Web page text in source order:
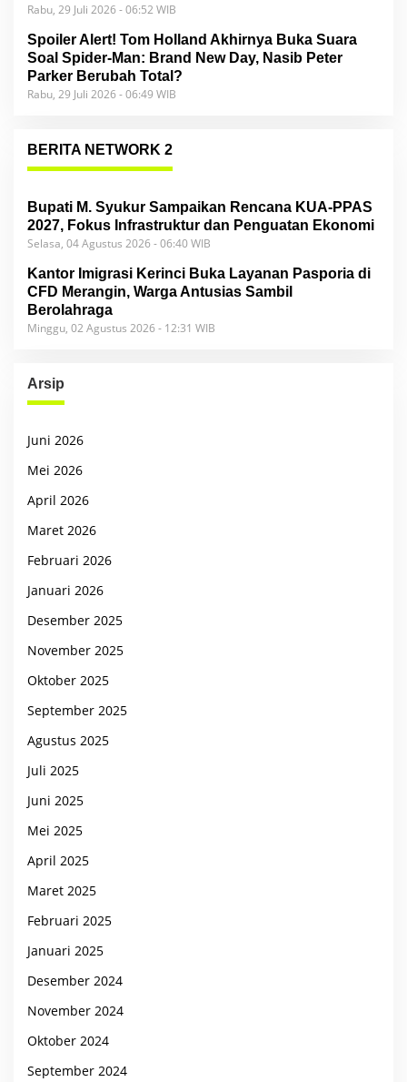
Rabu, 29 Juli 2026 - 06:52 WIB
Spoiler Alert! Tom Holland Akhirnya Buka Suara
Soal Spider-Man: Brand New Day, Nasib Peter
Parker Berubah Total?
Rabu, 29 Juli 2026 - 06:49 WIB
BERITA NETWORK 2
Bupati M. Syukur Sampaikan Rencana KUA-PPAS
2027, Fokus Infrastruktur dan Penguatan Ekonomi
Selasa, 04 Agustus 2026 - 06:40 WIB
Kantor Imigrasi Kerinci Buka Layanan Pasporia di
CFD Merangin, Warga Antusias Sambil
Berolahraga
Minggu, 02 Agustus 2026 - 12:31 WIB
Arsip
Juni 2026
Mei 2026
April 2026
Maret 2026
Februari 2026
Januari 2026
Desember 2025
November 2025
Oktober 2025
September 2025
Agustus 2025
Juli 2025
Juni 2025
Mei 2025
April 2025
Maret 2025
Februari 2025
Januari 2025
Desember 2024
November 2024
Oktober 2024
September 2024